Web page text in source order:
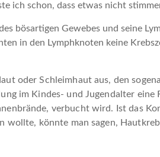
ich schon, dass etwas nicht
bösartigen Gewebes und seine
in den Lymphknoten keine
oder Schleimhaut aus, den
im Kindes- und Jugendalter
verbucht wird. Ist das
könnte man sagen,